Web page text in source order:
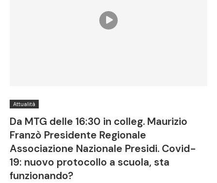
Attualità
Da MTG delle 16:30 in colleg. Maurizio
Franzò Presidente Regionale
Associazione Nazionale Presidi. Covid-
19: nuovo protocollo a scuola, sta
funzionando?